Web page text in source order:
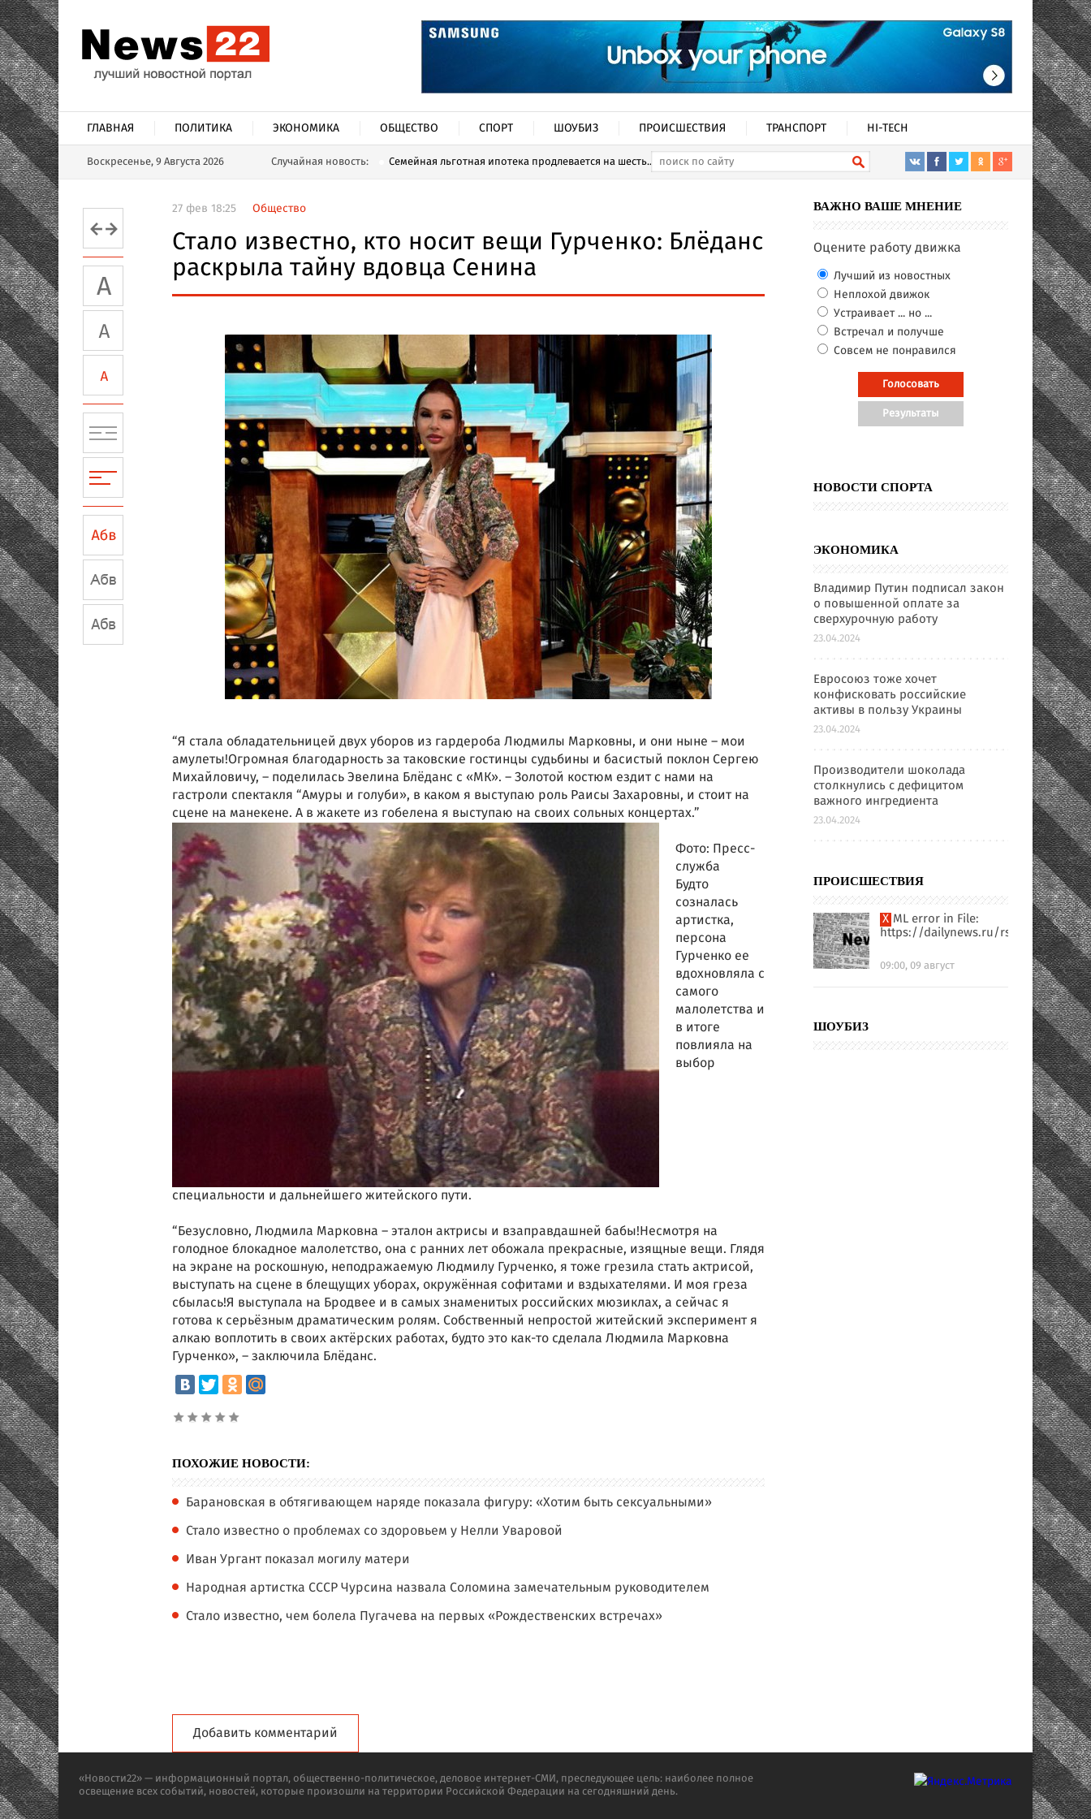
ГЛАВНАЯ ПОЛИТИКА ЭКОНОМИКА ОБЩЕСТВО СПОРТ ШОУБИЗ ПРОИСШЕСТВИЯ ТРАНСПОРТ HI-TECH
Воскресенье, 9 Августа 2026 Случайная новость: Семейная льготная ипотека продлевается на шесть...
27 фев 18:25 Общество
Стало известно, кто носит вещи Гурченко: Блёданс
раскрыла тайну вдовца Сенина
“Я стала обладательницей двух уборов из гардероба Людмилы Марковны, и они ныне – мои
амулеты!Огромная благодарность за таковские гостинцы судьбины и басистый поклон Сергею
Михайловичу, – поделилась Эвелина Блёданс с «МК». – Золотой костюм ездит с нами на
гастроли спектакля “Амуры и голуби», в каком я выступаю роль Раисы Захаровны, и стоит на
сцене на манекене. А в жакете из гобелена я выступаю на своих сольных концертах.”
Фото: Пресс-
служба
Будто
созналась
артистка,
персона
Гурченко ее
вдохновляла с
самого
малолетства и
в итоге
повлияла на
выбор
специальности и дальнейшего житейского пути.
“Безусловно, Людмила Марковна – эталон актрисы и взаправдашней бабы!Несмотря на
голодное блокадное малолетство, она с ранних лет обожала прекрасные, изящные вещи. Глядя
на экране на роскошную, неподражаемую Людмилу Гурченко, я тоже грезила стать актрисой,
выступать на сцене в блещущих уборах, окружённая софитами и вздыхателями. И моя греза
сбылась!Я выступала на Бродвее и в самых знаменитых российских мюзиклах, а сейчас я
готова к серьёзным драматическим ролям. Собственный непростой житейский эксперимент я
алкаю воплотить в своих актёрских работах, будто это как-то сделала Людмила Марковна
Гурченко», – заключила Блёданс.
ПОХОЖИЕ НОВОСТИ:
Барановская в обтягивающем наряде показала фигуру: «Хотим быть сексуальными»
Стало известно о проблемах со здоровьем у Нелли Уваровой
Иван Ургант показал могилу матери
Народная артистка СССР Чурсина назвала Соломина замечательным руководителем
Стало известно, чем болела Пугачева на первых «Рождественских встречах»
Добавить комментарий
ВАЖНО ВАШЕ МНЕНИЕ
Оцените работу движка
Лучший из новостных
Неплохой движок
Устраивает ... но ...
Встречал и получше
Совсем не понравился
НОВОСТИ СПОРТА
ЭКОНОМИКА
Владимир Путин подписал закон
о повышенной оплате за
сверхурочную работу
23.04.2024
Евросоюз тоже хочет
конфисковать российские
активы в пользу Украины
23.04.2024
Производители шоколада
столкнулись с дефицитом
важного ингредиента
23.04.2024
ПРОИСШЕСТВИЯ
XML error in File:
https://dailynews.ru/rssfull.xml
09:00, 09 август
ШОУБИЗ
«Новости22» — информационный портал, общественно-политическое, деловое интернет-СМИ, преследующее цель: наиболее полное
освещение всех событий, новостей, которые произошли на территории Российской Федерации на сегодняшний день.